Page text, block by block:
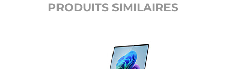
PRODUITS SIMILAIRES